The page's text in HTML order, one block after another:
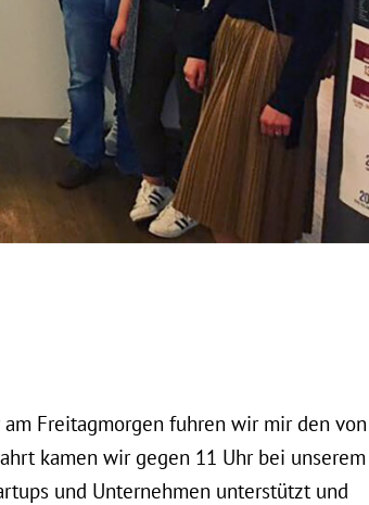
Freitagmorgen fuhren wir mir den von
kamen wir gegen 11 Uhr bei unserem
und Unternehmen unterstützt und